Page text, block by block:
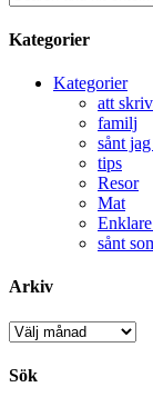
Kategorier
Kategorier
att
familj
sånt
tips
Resor
Mat
sånt
Arkiv
Arkiv
Sök